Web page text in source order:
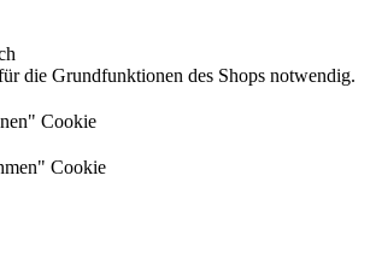
die Grundfunktionen des Shops notwendig.
Cookie
Cookie